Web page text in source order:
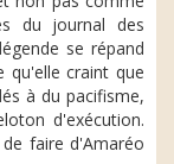
du journal des
se répand
qu'elle craint que
à du pacifisme,
d'exécution.
faire d'Amaréo